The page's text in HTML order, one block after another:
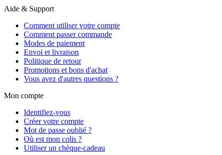
Aide & Support
Comment utiliser votre compte
Comment passer commande
Modes de paiement
Envoi et livraison
Politique de retour
Promotions et bons d'achat
Vous avez d'autres questions ?
Mon compte
Identifiez-vous
Créer votre compte
Mot de passe oublié ?
Où est mon colis ?
Utiliser un chèque-cadeau